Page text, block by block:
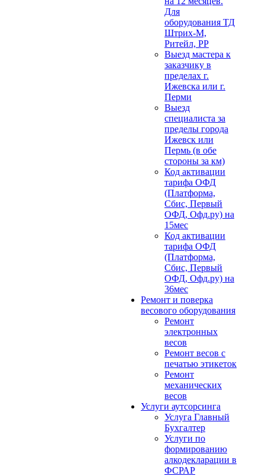
Для
оборудования ТД
Штрих-М,
Ритейл, РР
Выезд мастера к
заказчику в
пределах г.
Ижевска или г.
Перми
Выезд
специалиста за
пределы города
Ижевск или
Пермь (в обе
стороны за км)
Код активации
тарифа ОФД
(Платформа,
Сбис, Первый
ОФД, Офд.ру) на
15мес
Код активации
тарифа ОФД
(Платформа,
Сбис, Первый
ОФД, Офд.ру) на
36мес
Ремонт и поверка
весового оборудования
Ремонт
электронных
весов
Ремонт весов с
печатью этикеток
Ремонт
механических
весов
Услуги аутсорсинга
Услуга Главный
Бухгалтер
Услуги по
формированию
алкодекларации в
ФСРАР